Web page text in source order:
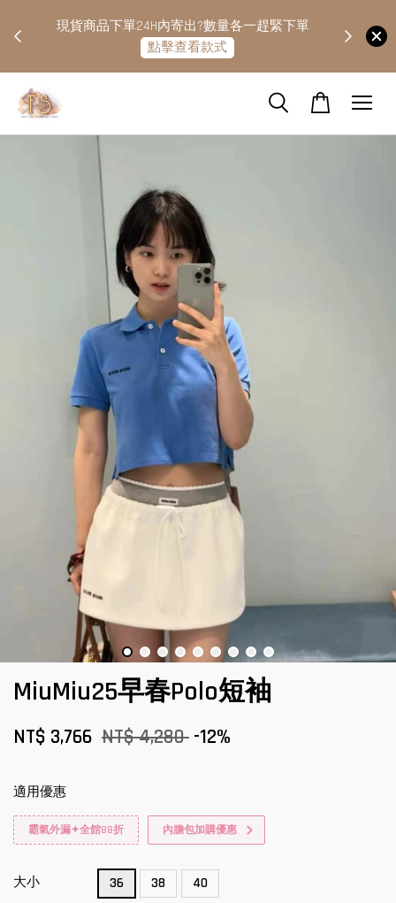
現貨商品下單24H內寄出?數量各一趕緊下單
點擊查看款式
MiuMiu25早春Polo短袖
NT$ 3,766 NT$ 4,280 -12%
適用優惠
霸氣外漏✦全館88折 內膽包加購優惠
大小 36 38 40